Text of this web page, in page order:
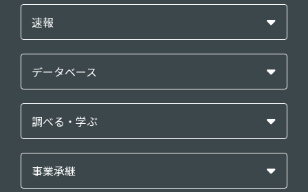
速報
データベース
調べる・学ぶ
事業承継